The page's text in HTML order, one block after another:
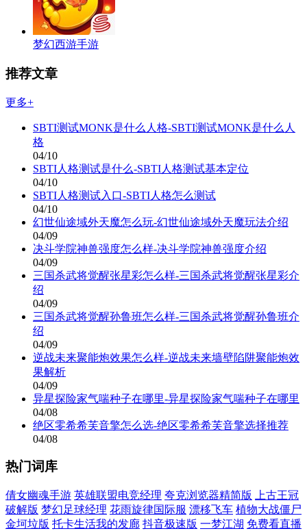
梦幻西游手游
推荐文章
更多+
SBTI测试MONK是什么人格-SBTI测试MONK是什么人
格
04/10
SBTI人格测试是什么-SBTI人格测试基本定位
04/10
SBTI人格测试入口-SBTI人格怎么测试
04/10
幻世仙途域外天魔怎么玩-幻世仙途域外天魔玩法介绍
04/09
决斗学院神兽强度怎么样-决斗学院神兽强度介绍
04/09
三国杀武将觉醒张星彩怎么样-三国杀武将觉醒张星彩介
绍
04/09
三国杀武将觉醒孙鲁班怎么样-三国杀武将觉醒孙鲁班介
绍
04/09
逆战未来聚能炮效果怎么样-逆战未来墙壁陷阱聚能炮效
果解析
04/09
异星探险家气喘种子在哪里-异星探险家气喘种子在哪里
04/08
绝区零希希芙音擎怎么选-绝区零希希芙音擎选择推荐
04/08
热门词库
倩女幽魂手游 英雄联盟电竞经理 夸克浏览器精简版
上古王冠
破解版 梦幻足球经理 花雨旋律国际服 漂移飞车 植物大战僵尸
金坷垃版 托卡生活我的发廊 抖音极速版 一梦江湖 免费看直播